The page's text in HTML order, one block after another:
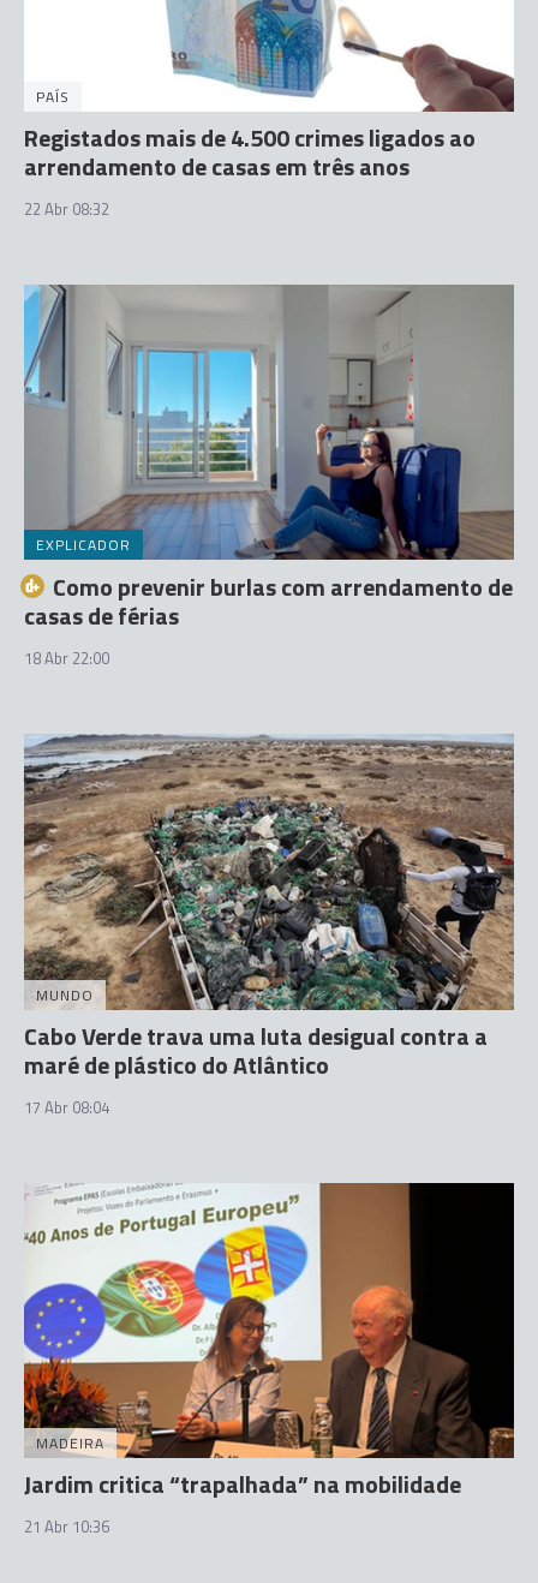
PAÍS
Registados mais de 4.500 crimes ligados ao
arrendamento de casas em três anos
22 Abr 08:32
EXPLICADOR
Como prevenir burlas com arrendamento de
casas de férias
18 Abr 22:00
MUNDO
Cabo Verde trava uma luta desigual contra a
maré de plástico do Atlântico
17 Abr 08:04
MADEIRA
Jardim critica “trapalhada” na mobilidade
21 Abr 10:36